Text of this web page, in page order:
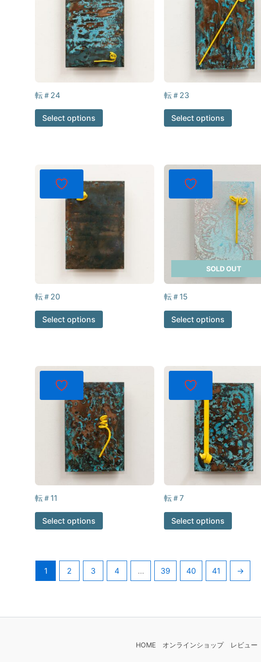
転＃24
Select options
転＃23
Select options
転＃20
Select options
SOLD OUT
転＃15
Select options
転＃11
Select options
転＃7
Select options
1 2 3 4 … 39 40 41 →
HOME オンラインショップ レビュー